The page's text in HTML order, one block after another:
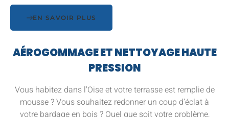
EN SAVOIR PLUS
AÉROGOMMAGE ET NETTOYAGE HAUTE
PRESSION
Vous habitez dans l'Oise et votre terrasse est remplie de
mousse ? Vous souhaitez redonner un coup d’éclat à
votre bardage en bois ? Quel que soit votre problème,